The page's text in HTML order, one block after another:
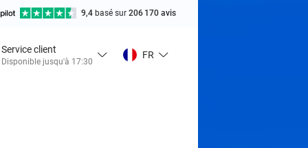
9,4 basé sur 206 170 avis
Service client
Disponible jusqu'à 17:30
FR